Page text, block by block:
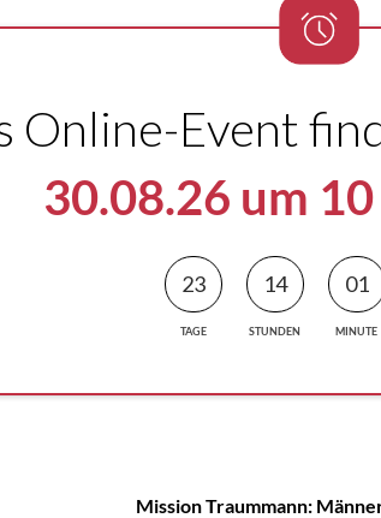
Online-Event
30.08.26 um
23
TAGE
14
STUNDEN
01
MINUTE
Mission Traummann: